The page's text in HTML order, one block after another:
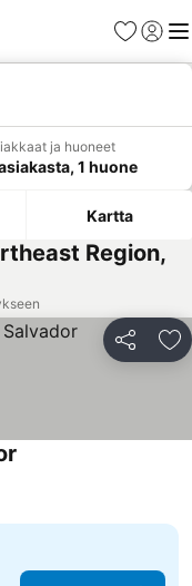
Suosikit
ja huoneet
1 huone
Kartta
Region,
Jaa